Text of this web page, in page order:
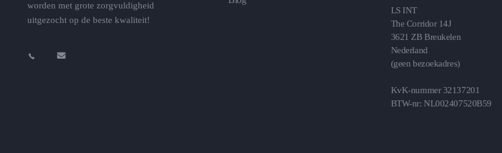
worden met grote zorgvuldigheid
uitgezocht op de beste kwaliteit!
LS INT
The Corridor 14J
3621 ZB Breukelen
Nederland
(geen bezoekadres)
KvK-nummer 32137201
BTW-nr: NL002407520B59